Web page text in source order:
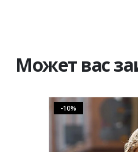
Может вас
-10%